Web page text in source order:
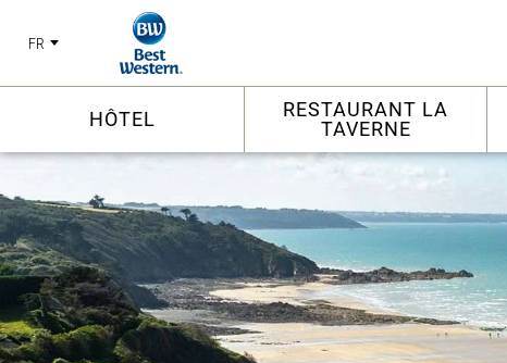
FR
HÔTEL
RESTAURANT LA
TAVERNE